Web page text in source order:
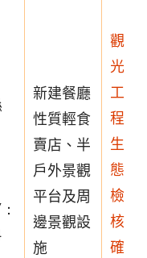
新建餐廳
性質輕食
賣店、半
戶外景觀
平台及周
邊景觀設
施
觀
光
工
程
生
態
檢
核
確